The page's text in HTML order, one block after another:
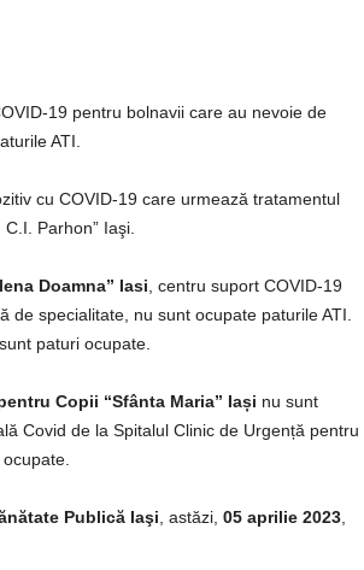
19 pentru bolnavii care au nevoie de
ATI.
cu COVID-19 care urmează tratamentul
Parhon” Iaşi.
Doamna” Iasi , centru suport COVID-19
specialitate, nu sunt ocupate paturile ATI.
paturi ocupate.
Copii “Sfânta Maria” Iași nu sunt
Covid de la Spitalul Clinic de Urgență pentru
Publică Iaşi , astăzi, 05 aprilie 2023